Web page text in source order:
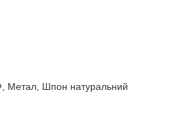
Метал, Шпон натуральний